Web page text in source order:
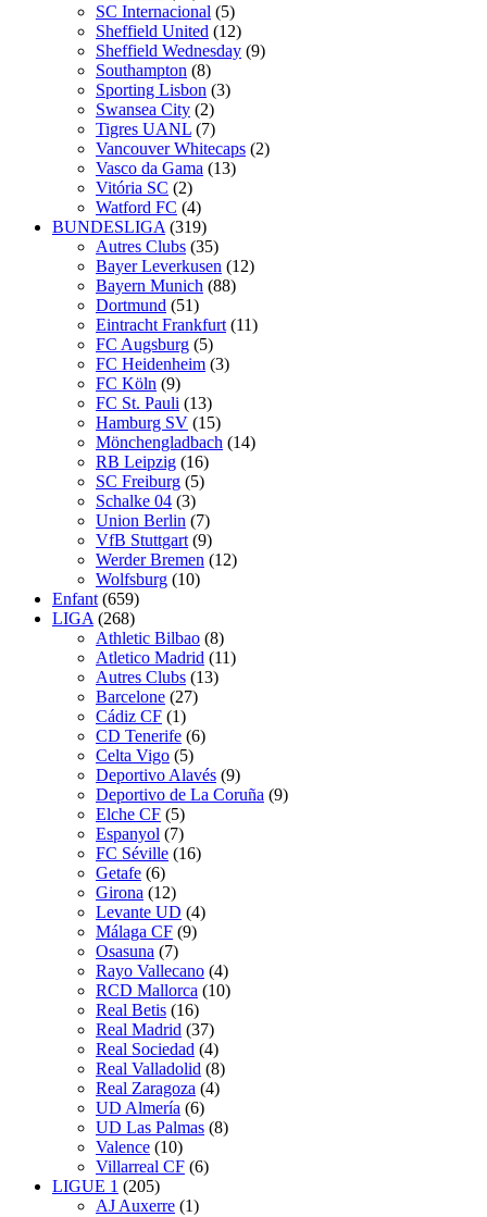
SC Internacional (5)
Sheffield United (12)
Sheffield Wednesday (9)
Southampton (8)
Sporting Lisbon (3)
Swansea City (2)
Tigres UANL (7)
Vancouver Whitecaps (2)
Vasco da Gama (13)
Vitória SC (2)
Watford FC (4)
BUNDESLIGA (319)
Autres Clubs (35)
Bayer Leverkusen (12)
Bayern Munich (88)
Dortmund (51)
Eintracht Frankfurt (11)
FC Augsburg (5)
FC Heidenheim (3)
FC Köln (9)
FC St. Pauli (13)
Hamburg SV (15)
Mönchengladbach (14)
RB Leipzig (16)
SC Freiburg (5)
Schalke 04 (3)
Union Berlin (7)
VfB Stuttgart (9)
Werder Bremen (12)
Wolfsburg (10)
Enfant (659)
LIGA (268)
Athletic Bilbao (8)
Atletico Madrid (11)
Autres Clubs (13)
Barcelone (27)
Cádiz CF (1)
CD Tenerife (6)
Celta Vigo (5)
Deportivo Alavés (9)
Deportivo de La Coruña (9)
Elche CF (5)
Espanyol (7)
FC Séville (16)
Getafe (6)
Girona (12)
Levante UD (4)
Málaga CF (9)
Osasuna (7)
Rayo Vallecano (4)
RCD Mallorca (10)
Real Betis (16)
Real Madrid (37)
Real Sociedad (4)
Real Valladolid (8)
Real Zaragoza (4)
UD Almería (6)
UD Las Palmas (8)
Valence (10)
Villarreal CF (6)
LIGUE 1 (205)
AJ Auxerre (1)